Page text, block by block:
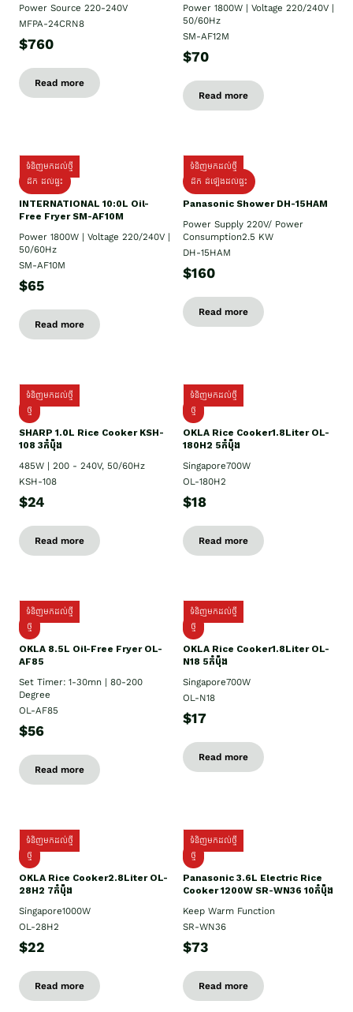
Power Source 220-240V
MFPA-24CRN8
$760
Read more
Power 1800W | Voltage 220/240V |
50/60Hz
SM-AF12M
$70
Read more
ទំនិញមកដល់ថ្មី
ដឹក ដល់ផ្ទះ
INTERNATIONAL 10:0L Oil-
Free Fryer SM-AF10M
Power 1800W | Voltage 220/240V |
50/60Hz
SM-AF10M
$65
Read more
ទំនិញមកដល់ថ្មី
ដឹក ដំឡើងដល់ផ្ទះ
Panasonic Shower DH-15HAM
Power Supply​ 220V/ Power
Consumption2.5 KW
DH-15HAM
$160
Read more
ទំនិញមកដល់ថ្មី
ថ្មី
SHARP 1.០L Rice Cooker KSH-
108 3កំប៉ុង
485W | 200 - 240V, 50/60Hz
KSH-108
$24
Read more
ទំនិញមកដល់ថ្មី
ថ្មី
OKLA Rice Cooker1.8Liter OL-
180H2 5កំប៉ុង
Singapore700W
OL-180H2
$18
Read more
ទំនិញមកដល់ថ្មី
ថ្មី
OKLA 8.5L Oil-Free Fryer OL-
AF85
Set Timer: 1-30mn | 80-200
Degree
OL-AF85
$56
Read more
ទំនិញមកដល់ថ្មី
ថ្មី
OKLA Rice Cooker1.8Liter OL-
N18 5កំប៉ុង
Singapore700W
OL-N18
$17
Read more
ទំនិញមកដល់ថ្មី
ថ្មិ
OKLA Rice Cooker2.8Liter OL-
28H2 7កំប៉ុង
Singapore1000W
OL-28H2
$22
Read more
ទំនិញមកដល់ថ្មី
ថ្មី
Panasonic 3.6L Electric Rice
Cooker 1200W SR-WN36 10កំប៉ុង
Keep Warm Function
SR-WN36
$73
Read more